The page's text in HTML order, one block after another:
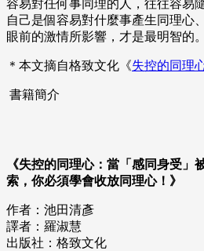
容易對任何事同理的人，往往容易
自己是個容易對什麼事產生同理心
眼前的激情所影響，才是最明智的。
＊本文摘自格致文化《失控的同理
書籍簡介
《失控的同理心：當「感同身受」
索，你必須學會收放同理心！》
作者：池田清彥
譯者：羅淑慧
出版社：格致文化